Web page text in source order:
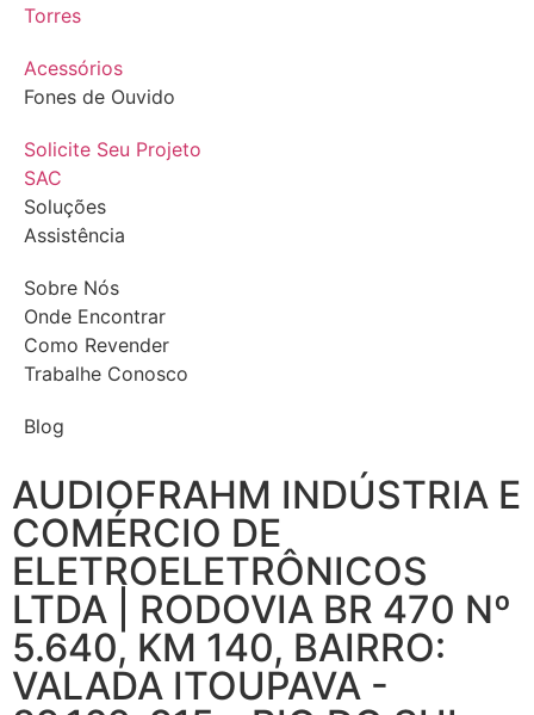
Torres
Acessórios
Fones de Ouvido
Solicite Seu Projeto
SAC
Soluções
Assistência
Sobre Nós
Onde Encontrar
Como Revender
Trabalhe Conosco
Blog
AUDIOFRAHM INDÚSTRIA E
COMÉRCIO DE
ELETROELETRÔNICOS
LTDA | RODOVIA BR 470 Nº
5.640, KM 140, BAIRRO:
VALADA ITOUPAVA -